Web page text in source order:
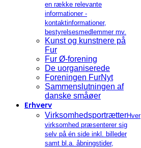
en række relevante
informationer -
kontaktinformationer,
bestyrelsesmedlemmer mv.
Kunst og kunstnere på
Fur
Fur Ø-forening
De uorganiserede
Foreningen FurNyt
Sammenslutningen af
danske småøer
Erhverv
VirksomhedsportrætterHver
virksomhed præsenterer sig
selv på én side inkl. billeder
samt bl.a. åbningstider,